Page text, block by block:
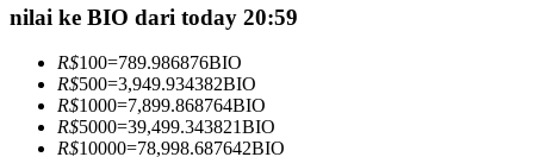
nilai ke BIO dari today 20:59
R$100=789.986876BIO
R$500=3,949.934382BIO
R$1000=7,899.868764BIO
R$5000=39,499.343821BIO
R$10000=78,998.687642BIO